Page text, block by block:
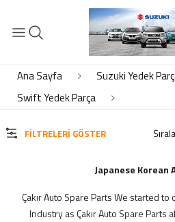
KATEGORİLER
Kaporta
Motor Piston Krank Silindir Kapak
Süspansiyon Ön Arka
MARKALAR
Ana Sayfa
Suzuki Yedek
Swift Yedek Parça
FILTRELERI GÖSTER
Japanese Korean
Çakır Auto Spare Parts We started
Industry as Çakır Auto Spare